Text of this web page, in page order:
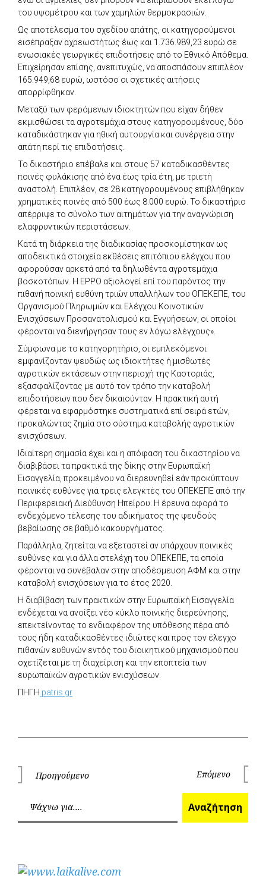
του υψομέτρου και των χαμηλών θερμοκρασιών.
Ως αποτέλεσμα του σχεδίου απάτης, οι κατηγορούμενοι
εισέπραξαν αχρεωστήτως έως και 1.736.989,23 ευρώ σε
ενωσιακές γεωργικές επιδοτήσεις από το Εθνικό Απόθεμα.
Επιχείρησαν επίσης, ανεπιτυχώς, να αποσπάσουν επιπλέον
165.949,68 ευρώ, ωστόσο οι σχετικές αιτήσεις
απορρίφθηκαν.
Μεταξύ των φερόμενων ιδιοκτητών που είχαν δήθεν
εκμισθώσει τα αγροτεμάχια στους κατηγορουμένους, δύο
καταδικάστηκαν για ηθική αυτουργία και συνέργεια στην
απάτη περί τις επιδοτήσεις.
Το δικαστήριο επέβαλε και στους 57 καταδικασθέντες
ποινές φυλάκισης από ένα έως τρία έτη, με τριετή
αναστολή. Επιπλέον, σε 28 κατηγορουμένους επιβλήθηκαν
χρηματικές ποινές από 500 έως 8.000 ευρώ. Το δικαστήριο
απέρριψε το σύνολο των αιτημάτων για την αναγνώριση
ελαφρυντικών περιστάσεων.
Κατά τη διάρκεια της διαδικασίας προσκομίστηκαν ως
αποδεικτικά στοιχεία εκθέσεις επιτόπιου ελέγχου που
αφορούσαν αρκετά από τα δηλωθέντα αγροτεμάχια
βοσκοτόπων. Η EPPO αξιολογεί επί του παρόντος την
πιθανή ποινική ευθύνη τριών υπαλλήλων του ΟΠΕΚΕΠΕ, του
Οργανισμού Πληρωμών και Ελέγχου Κοινοτικών
Ενισχύσεων Προσανατολισμού και Εγγυήσεων, οι οποίοι
φέρονται να διενήργησαν τους εν λόγω ελέγχους».
Σύμφωνα με το κατηγορητήριο, οι εμπλεκόμενοι
εμφανίζονταν ψευδώς ως ιδιοκτήτες ή μισθωτές
αγροτικών εκτάσεων στην περιοχή της Καστοριάς,
εξασφαλίζοντας με αυτό τον τρόπο την καταβολή
επιδοτήσεων που δεν δικαιούνταν. Η πρακτική αυτή
φέρεται να εφαρμόστηκε συστηματικά επί σειρά ετών,
προκαλώντας ζημία στο σύστημα καταβολής αγροτικών
ενισχύσεων.
Ιδιαίτερη σημασία έχει και η απόφαση του δικαστηρίου να
διαβιβάσει τα πρακτικά της δίκης στην Ευρωπαϊκή
Εισαγγελία, προκειμένου να διερευνηθεί εάν προκύπτουν
ποινικές ευθύνες για τρεις ελεγκτές του ΟΠΕΚΕΠΕ από την
Περιφερειακή Διεύθυνση Ηπείρου. Η έρευνα αφορά το
ενδεχόμενο τέλεσης του αδικήματος της ψευδούς
βεβαίωσης σε βαθμό κακουργήματος.
Παράλληλα, ζητείται να εξεταστεί αν υπάρχουν ποινικές
ευθύνες και για άλλα στελέχη του ΟΠΕΚΕΠΕ, τα οποία
φέρονται να συνέβαλαν στην αποδέσμευση ΑΦΜ και στην
καταβολή ενισχύσεων για το έτος 2020.
Η διαβίβαση των πρακτικών στην Ευρωπαϊκή Εισαγγελία
ενδέχεται να ανοίξει νέο κύκλο ποινικής διερεύνησης,
επεκτείνοντας το ενδιαφέρον της υπόθεσης πέρα από
τους ήδη καταδικασθέντες ιδιώτες και προς τον έλεγχο
πιθανών ευθυνών εντός του διοικητικού μηχανισμού που
σχετίζεται με τη διαχείριση και την εποπτεία των
ευρωπαϊκών αγροτικών ενισχύσεων.
ΠΗΓΗ patris.gr
Πλοήγηση
άρθρων
Προηγούμενο Επόμενο
Αναζήτηση